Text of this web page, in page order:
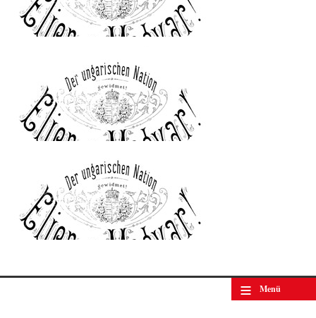
Magyar» / Polka schnell op. 332
© by WJSO-Archive
≡ Menü